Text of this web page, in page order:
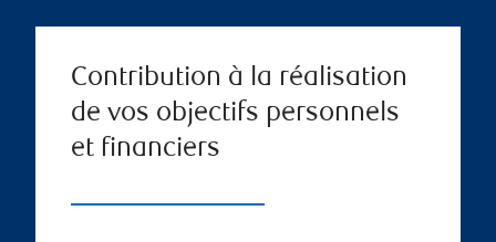
Contribution à la réalisation
de vos objectifs personnels
et financiers